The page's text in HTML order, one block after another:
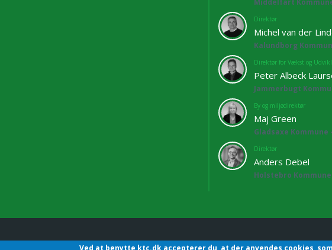
Middelfart
Direktør
Michel van der
Kalundborg
Direktør for Vækst og
Peter Albeck
Jammerbugt
By og miljødirektør
Maj Green
Gladsaxe Kommune
Direktør
Anders Debel
Holstebro Kommune
Ved at benytte ktc.dk accepterer du, at der anvendes cookies,